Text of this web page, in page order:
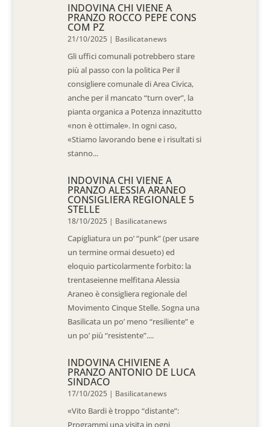
INDOVINA CHI VIENE A
PRANZO ROCCO PEPE CONS
COM PZ
21/10/2025 | Basilicatanews
Gli uffici comunali potrebbero stare
più al passo con la politica Per il
consigliere comunale di Area Civica,
anche per il mancato “turn over”, la
pianta organica a Potenza innazitutto
«non è ottimale». In ogni caso,
«Stiamo lavorando bene e i risultati si
stanno...
INDOVINA CHI VIENE A
PRANZO ALESSIA ARANEO
CONSIGLIERA REGIONALE 5
STELLE
18/10/2025 | Basilicatanews
Capigliatura un po’ “punk” (per usare
un termine ormai desueto) ed
eloquio particolarmente forbito: la
trentaseienne melfitana Alessia
Araneo è consigliera regionale del
Movimento Cinque Stelle. Sogna una
Basilicata un po’ meno “resiliente” e
un po’ più “resistente”....
INDOVINA CHIVIENE A
PRANZO ANTONIO DE LUCA
SINDACO
17/10/2025 | Basilicatanews
«Vito Bardi è troppo “distante”:
Programmi una visita in ogni